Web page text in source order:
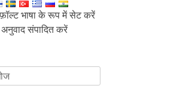
भाषा के रूप में सेट करें
अनुवाद संपादित करें